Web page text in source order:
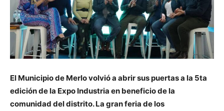
El Municipio de Merlo volvió a abrir sus puertas a la 5ta
edición de la Expo Industria en beneficio de la
comunidad del distrito. La gran feria de los